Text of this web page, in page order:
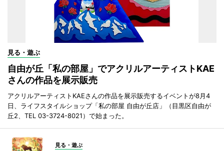
見る・遊ぶ
自由が丘「私の部屋」でアクリルアーティストKAE
さんの作品を展示販売
アクリルアーティストKAEさんの作品を展示販売するイベントが8月4
日、ライフスタイルショップ「私の部屋 自由が丘店」（目黒区自由が
丘2、TEL 03-3724-8021）で始まった。
見る・遊ぶ